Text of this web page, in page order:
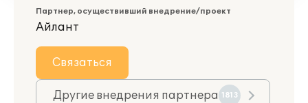
Партнер, осуществивший внедрение/проект
Айлант
Связаться
Другие внедрения партнера 1813